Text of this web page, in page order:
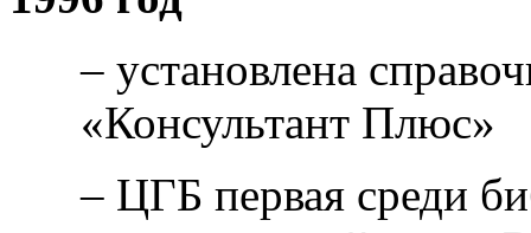
– установлена
«Консультант Плюс»
– ЦГБ первая среди